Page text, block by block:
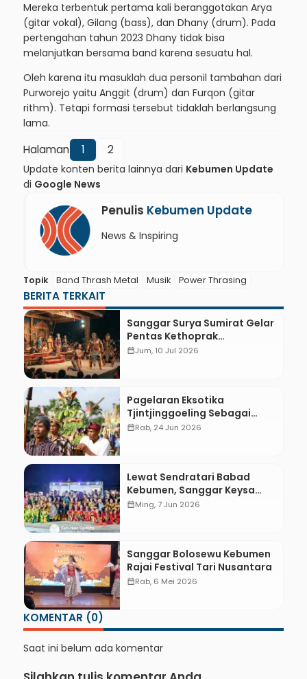
Mereka terbentuk pertama kali beranggotakan Arya
(gitar vokal), Gilang (bass), dan Dhany (drum). Pada
pertengahan tahun 2023 Dhany tidak bisa
melanjutkan bersama band karena sesuatu hal.
Oleh karena itu masuklah dua personil tambahan dari
Purworejo yaitu Anggit (drum) dan Furqon (gitar
rithm). Tetapi formasi tersebut tidaklah berlangsung
lama.
Halaman 1 2
Update konten berita lainnya dari Kebumen Update
di Google News
Penulis Kebumen Update
News & Inspiring
Topik Band Thrash Metal Musik Power Thrasing
BERITA TERKAIT
Sanggar Surya Sumirat Gelar
Pentas Kethoprak
Spektakuler Sri Tanjung di
calendar_monthJum, 10 Jul 2026
Pagelaran Eksotika
Tjintjinggoeling Sebagai
Perayaan dan Refleksi
calendar_monthRab, 24 Jun 2026
Lewat Sendratari Babad
Kebumen, Sanggar Keysa
Hidupkan Sejarah Daerah
calendar_monthMing, 7 Jun 2026
Sanggar Bolosewu Kebumen
Rajai Festival Tari Nusantara
calendar_monthRab, 6 Mei 2026
KOMENTAR (0)
Saat ini belum ada komentar